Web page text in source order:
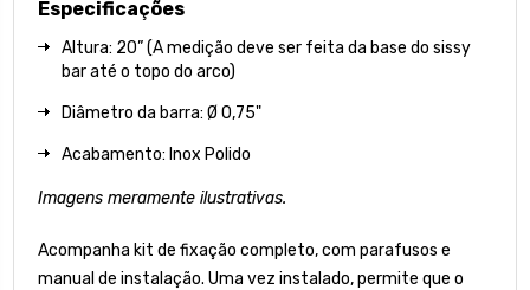
Especificações
Altura: 20” (A medição deve ser feita da base do sissy
bar até o topo do arco)
Diâmetro da barra: Ø 0,75"
Acabamento: Inox Polido
Imagens meramente ilustrativas.
Acompanha kit de fixação completo, com parafusos e
manual de instalação. Uma vez instalado, permite que o